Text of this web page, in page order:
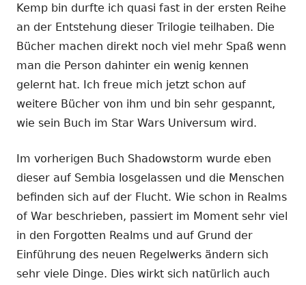
Kemp bin durfte ich quasi fast in der ersten Reihe
an der Entstehung dieser Trilogie teilhaben. Die
Bücher machen direkt noch viel mehr Spaß wenn
man die Person dahinter ein wenig kennen
gelernt hat. Ich freue mich jetzt schon auf
weitere Bücher von ihm und bin sehr gespannt,
wie sein Buch im Star Wars Universum wird.
Im vorherigen Buch Shadowstorm wurde eben
dieser auf Sembia losgelassen und die Menschen
befinden sich auf der Flucht. Wie schon in Realms
of War beschrieben, passiert im Moment sehr viel
in den Forgotten Realms und auf Grund der
Einführung des neuen Regelwerks ändern sich
sehr viele Dinge. Dies wirkt sich natürlich auch